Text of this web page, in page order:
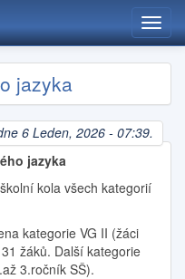
jazyka
6 Leden, 2026 - 07:39.
jazyka
kola všech kategorií
kategorie VG II (žáci
žáků. Další kategorie
3.ročník SŠ).